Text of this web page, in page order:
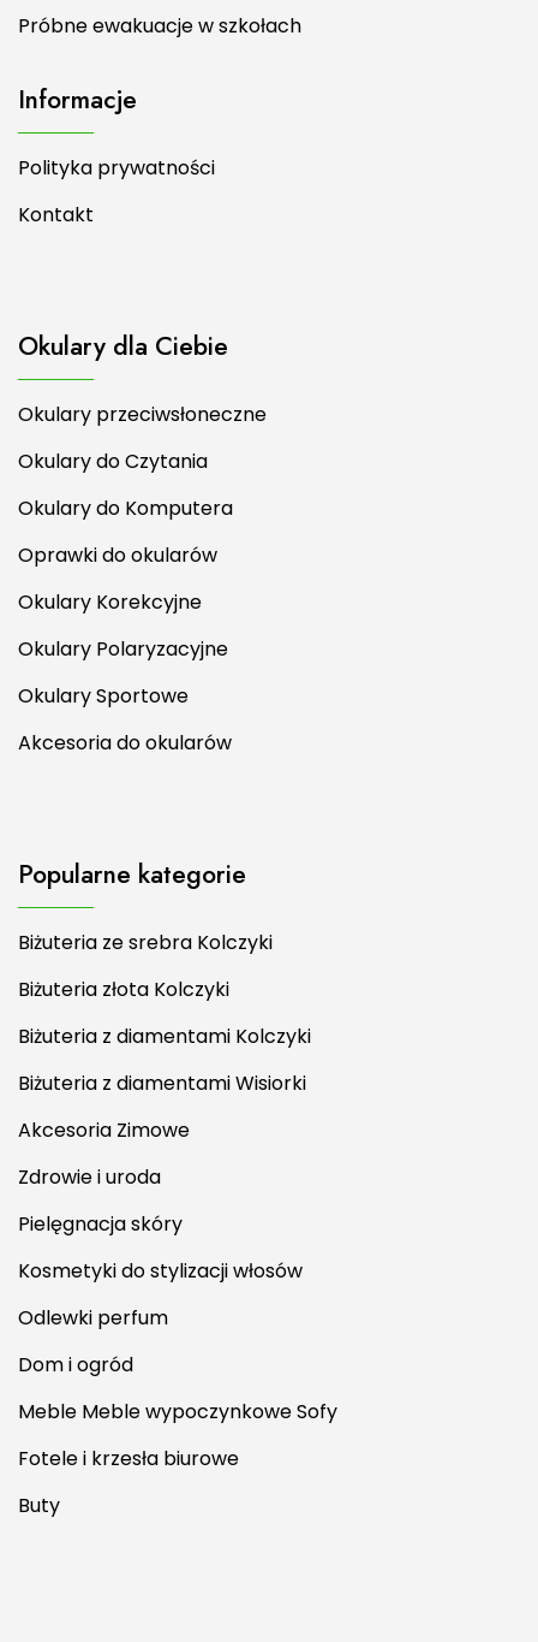
Próbne ewakuacje w szkołach
Informacje
Polityka prywatności
Kontakt
Okulary dla Ciebie
Okulary przeciwsłoneczne
Okulary do Czytania
Okulary do Komputera
Oprawki do okularów
Okulary Korekcyjne
Okulary Polaryzacyjne
Okulary Sportowe
Akcesoria do okularów
Popularne kategorie
Biżuteria ze srebra Kolczyki
Biżuteria złota Kolczyki
Biżuteria z diamentami Kolczyki
Biżuteria z diamentami Wisiorki
Akcesoria Zimowe
Zdrowie i uroda
Pielęgnacja skóry
Kosmetyki do stylizacji włosów
Odlewki perfum
Dom i ogród
Meble Meble wypoczynkowe Sofy
Fotele i krzesła biurowe
Buty